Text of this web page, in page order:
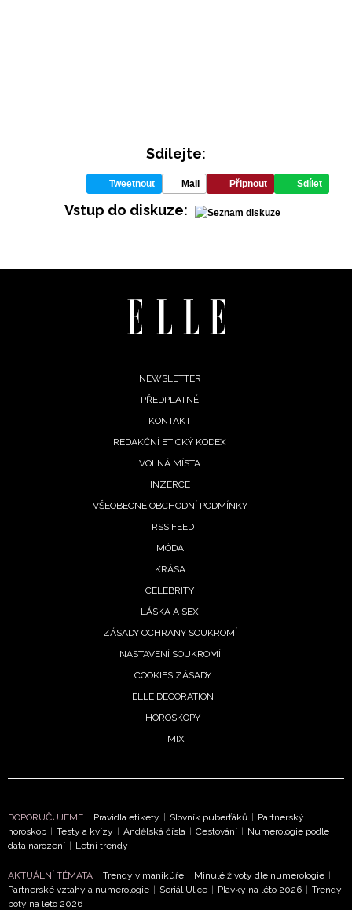
INFORMACE
Sdílejte:
Tweetnout Mail Připnout Sdílet
Vstup do diskuze:
NEWSLETTER
PŘEDPLATNÉ
KONTAKT
REDAKČNÍ ETICKÝ KODEX
VOLNÁ MÍSTA
INZERCE
VŠEOBECNÉ OBCHODNÍ PODMÍNKY
RSS FEED
MÓDA
KRÁSA
CELEBRITY
LÁSKA A SEX
ZÁSADY OCHRANY SOUKROMÍ
NASTAVENÍ SOUKROMÍ
COOKIES ZÁSADY
ELLE DECORATION
HOROSKOPY
MIX
DOPORUČUJEME Pravidla etikety | Slovník puberťáků | Partnerský
horoskop | Testy a kvízy | Andělská čísla | Cestování | Numerologie podle
data narození | Letní trendy
AKTUÁLNÍ TÉMATA Trendy v manikúře | Minulé životy dle numerologie |
Partnerské vztahy a numerologie | Seriál Ulice | Plavky na léto 2026 | Trendy
boty na léto 2026